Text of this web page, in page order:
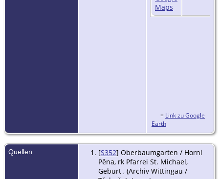
= Link zu Google
Earth
Quellen [S352] Oberbaumgarten / Horní
Pěna, rk Pfarrei St. Michael,
Geburt , (Archiv Wittingau /